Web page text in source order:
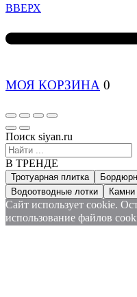
ВВЕРХ
МОЯ КОРЗИНА 0
Поиск siyan.ru
В ТРЕНДЕ
Тротуарная плитка
Водоотводные лотки
Камни
Сайт использует cookie.
использование файлов